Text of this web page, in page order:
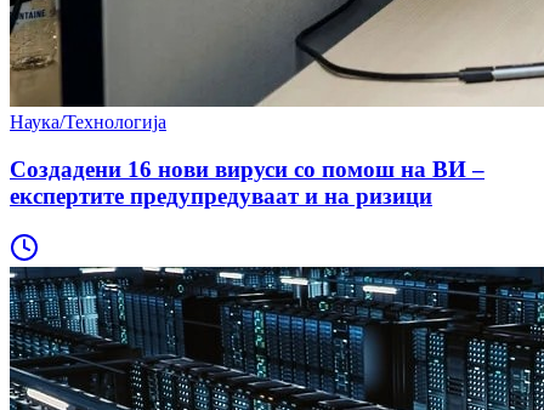
Наука/Технологија
Создадени 16 нови вируси со помош на ВИ –
експертите предупредуваат и на ризици